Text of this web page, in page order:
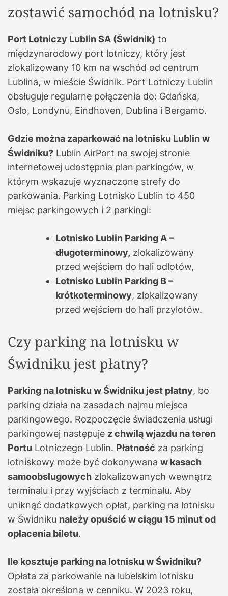
zostawić samochód na lotnisku?
Port Lotniczy Lublin SA (Świdnik) to
międzynarodowy port lotniczy, który jest
zlokalizowany 10 km na wschód od centrum
Lublina, w mieście Świdnik. Port Lotniczy Lublin
obsługuje regularne połączenia do: Gdańska,
Oslo, Londynu, Eindhoven, Dublina i Bergamo.
Gdzie można zaparkować na lotnisku Lublin w
Świdniku? Lublin AirPort na swojej stronie
internetowej udostępnia plan parkingów, w
którym wskazuje wyznaczone strefy do
parkowania. Parking Lotnisko Lublin to 450
miejsc parkingowych i 2 parkingi:
Lotnisko Lublin Parking A –
długoterminowy, zlokalizowany
przed wejściem do hali odlotów,
Lotnisko Lublin Parking B –
krótkoterminowy, zlokalizowany
przed wejściem do hali przylotów.
Czy parking na lotnisku w
Świdniku jest płatny?
Parking na lotnisku w Świdniku jest płatny, bo
parking działa na zasadach najmu miejsca
parkingowego. Rozpoczęcie świadczenia usługi
parkingowej następuje z chwilą wjazdu na teren
Portu Lotniczego Lublin. Płatność za parking
lotniskowy może być dokonywana w kasach
samoobsługowych zlokalizowanych wewnątrz
terminalu i przy wyjściach z terminalu. Aby
uniknąć dodatkowych opłat, parking na lotnisku
w Świdniku należy opuścić w ciągu 15 minut od
opłacenia biletu.
Ile kosztuje parking na lotnisku w Świdniku?
Opłata za parkowanie na lubelskim lotnisku
została określona w cenniku. W 2023 roku,